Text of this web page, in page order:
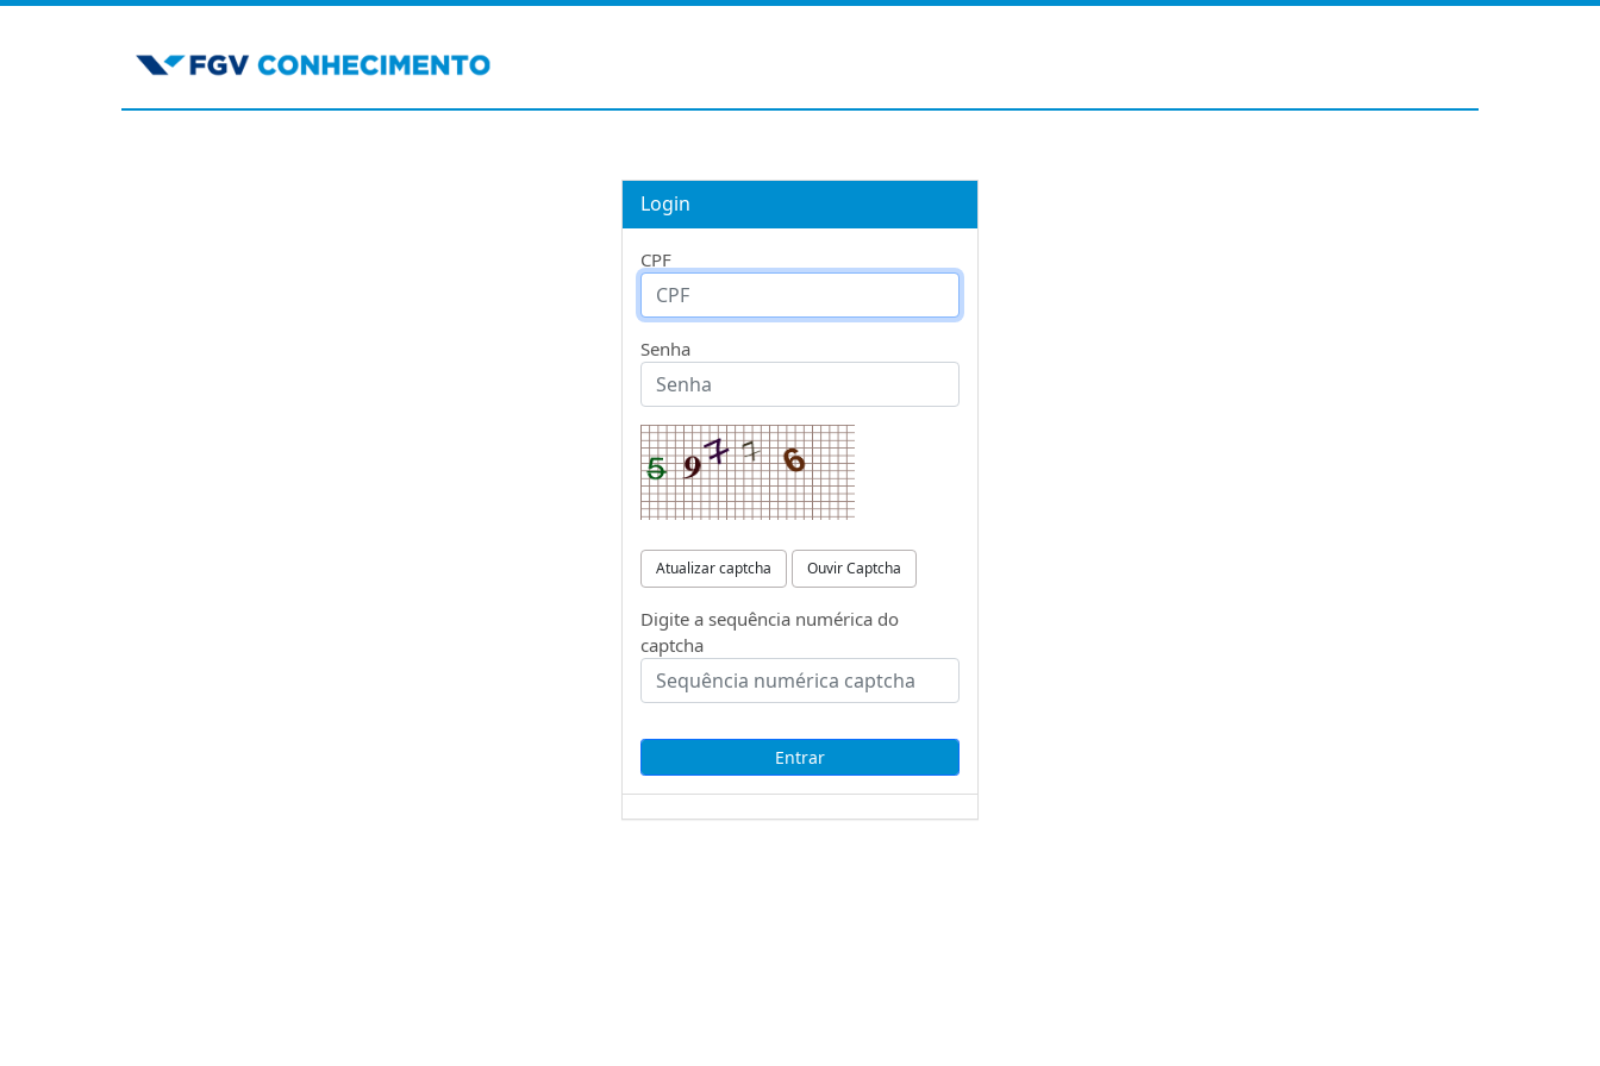
Login
CPF
Senha
Atualizar captcha Ouvir Captcha
Digite a sequência numérica do
captcha